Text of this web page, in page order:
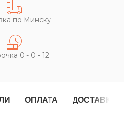
по Минску
0 - 0 - 12
ОПЛАТА ДОСТАВКА